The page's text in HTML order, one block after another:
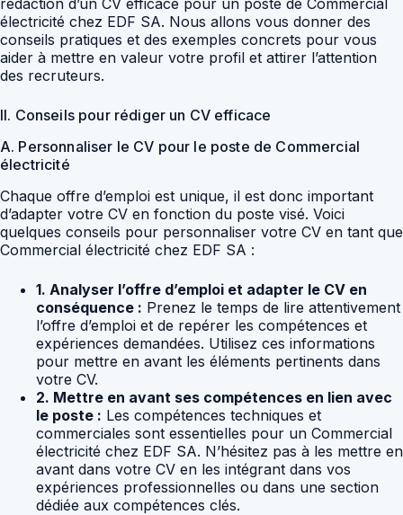
électricité chez EDF SA. Nous allons vous donner des
conseils pratiques et des exemples concrets pour vous
aider à mettre en valeur votre profil et attirer l’attention
des recruteurs.
II. Conseils pour rédiger un CV efficace
A. Personnaliser le CV pour le poste de Commercial
électricité
Chaque offre d’emploi est unique, il est donc important
d’adapter votre CV en fonction du poste visé. Voici
quelques conseils pour personnaliser votre CV en tant que
Commercial électricité chez EDF SA :
1. Analyser l’offre d’emploi et adapter le CV en
conséquence : Prenez le temps de lire attentivement
l’offre d’emploi et de repérer les compétences et
expériences demandées. Utilisez ces informations
pour mettre en avant les éléments pertinents dans
votre CV.
2. Mettre en avant ses compétences en lien avec
le poste : Les compétences techniques et
commerciales sont essentielles pour un Commercial
électricité chez EDF SA. N’hésitez pas à les mettre en
avant dans votre CV en les intégrant dans vos
expériences professionnelles ou dans une section
dédiée aux compétences clés.